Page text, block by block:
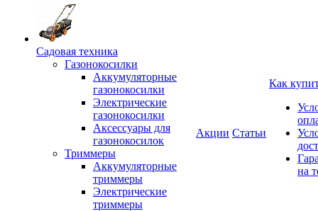
Садовая техника
Газонокосилки
Аккумуляторные
газонокосилки
Электрические
газонокосилки
Аксессуары для
газонокосилок
Триммеры
Аккумуляторные
триммеры
Электрические
триммеры
Акции Статьи
Как
на